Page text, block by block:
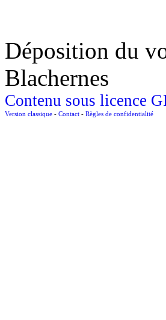
Déposition du
Blachernes
Contenu sous licence
Version classique - Contact - Règles de confidentialité